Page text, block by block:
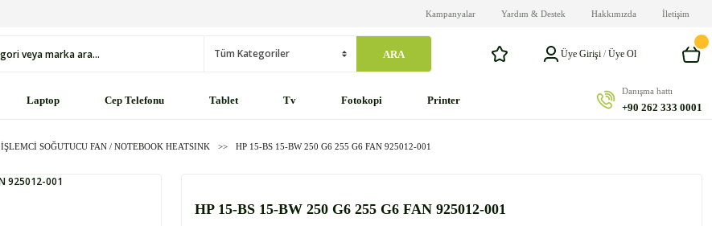
Kampanyalar Yardım & Destek Hakkımızda İletişim
ARA Üye Girişi /Üye Ol
Laptop Cep Telefonu Tablet Tv Fotokopi Printer
Danışma hattı
+90 262 333 0001
İŞLEMCİ SOĞUTUCU FAN / NOTEBOOK HEATSINK HP 15-BS 15-BW 250 G6 255 G6 FAN 925012-001
HP 15-BS 15-BW 250 G6 255 G6 FAN 925012-001